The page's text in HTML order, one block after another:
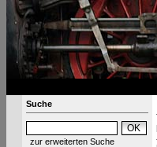
Suche
zur erweiterten Suche